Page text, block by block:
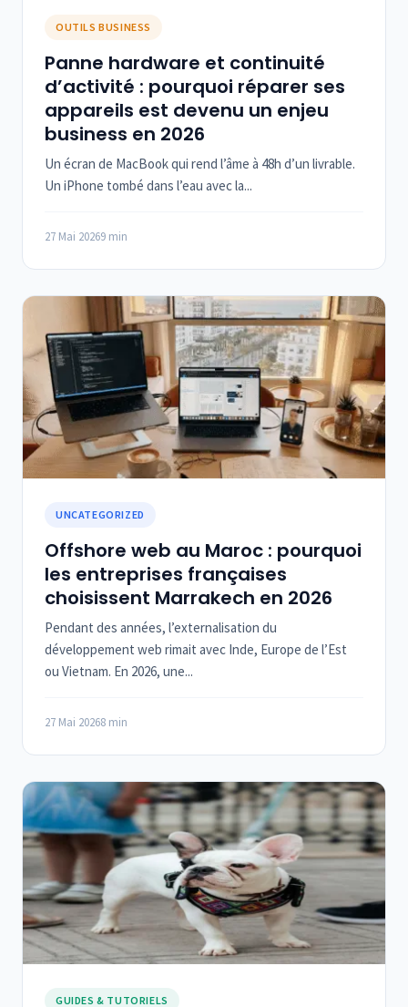
OUTILS BUSINESS
Panne hardware et continuité
d’activité : pourquoi réparer ses
appareils est devenu un enjeu
business en 2026
Un écran de MacBook qui rend l’âme à 48h d’un livrable.
Un iPhone tombé dans l’eau avec la...
27 Mai 20269 min
UNCATEGORIZED
Offshore web au Maroc : pourquoi
les entreprises françaises
choisissent Marrakech en 2026
Pendant des années, l’externalisation du
développement web rimait avec Inde, Europe de l’Est
ou Vietnam. En 2026, une...
27 Mai 20268 min
GUIDES & TUTORIELS